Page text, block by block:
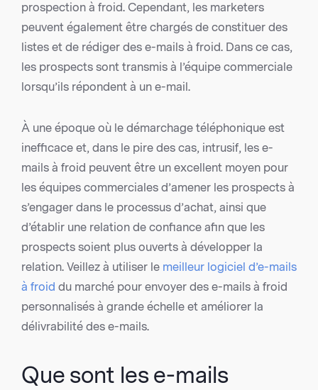
prospection à froid. Cependant, les marketers
peuvent également être chargés de constituer des
listes et de rédiger des e-mails à froid. Dans ce cas,
les prospects sont transmis à l’équipe commerciale
lorsqu’ils répondent à un e-mail.
À une époque où le démarchage téléphonique est
inefficace et, dans le pire des cas, intrusif, les e-
mails à froid peuvent être un excellent moyen pour
les équipes commerciales d’amener les prospects à
s’engager dans le processus d’achat, ainsi que
d’établir une relation de confiance afin que les
prospects soient plus ouverts à développer la
relation. Veillez à utiliser le meilleur logiciel d’e-mails
à froid du marché pour envoyer des e-mails à froid
personnalisés à grande échelle et améliorer la
délivrabilité des e-mails.
Que sont les e-mails